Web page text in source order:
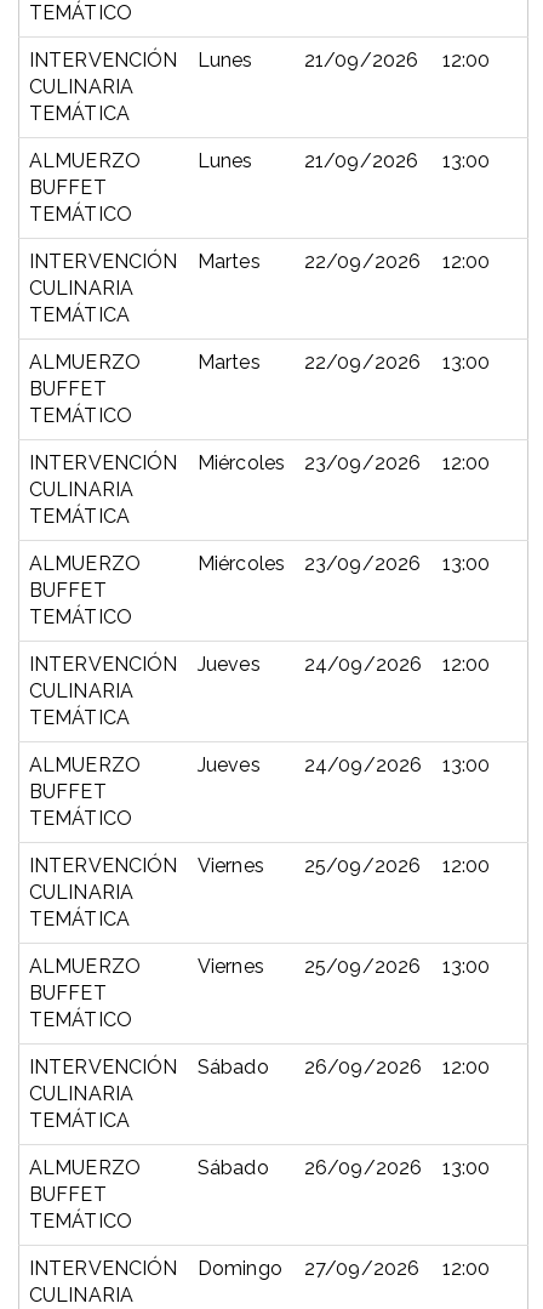
TEMÁTICO
INTERVENCIÓN
CULINARIA
TEMÁTICA
Lunes 21/09/2026 12:00
ALMUERZO
BUFFET
TEMÁTICO
Lunes 21/09/2026 13:00
INTERVENCIÓN
CULINARIA
TEMÁTICA
Martes 22/09/2026 12:00
ALMUERZO
BUFFET
TEMÁTICO
Martes 22/09/2026 13:00
INTERVENCIÓN
CULINARIA
TEMÁTICA
Miércoles 23/09/2026 12:00
ALMUERZO
BUFFET
TEMÁTICO
Miércoles 23/09/2026 13:00
INTERVENCIÓN
CULINARIA
TEMÁTICA
Jueves 24/09/2026 12:00
ALMUERZO
BUFFET
TEMÁTICO
Jueves 24/09/2026 13:00
INTERVENCIÓN
CULINARIA
TEMÁTICA
Viernes 25/09/2026 12:00
ALMUERZO
BUFFET
TEMÁTICO
Viernes 25/09/2026 13:00
INTERVENCIÓN
CULINARIA
TEMÁTICA
Sábado 26/09/2026 12:00
ALMUERZO
BUFFET
TEMÁTICO
Sábado 26/09/2026 13:00
INTERVENCIÓN
CULINARIA
Domingo 27/09/2026 12:00